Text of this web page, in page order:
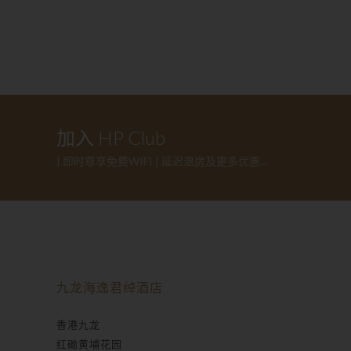
加入 HP Club
九龙海逸君绰酒店
香港九龙
红磡黄埔花园